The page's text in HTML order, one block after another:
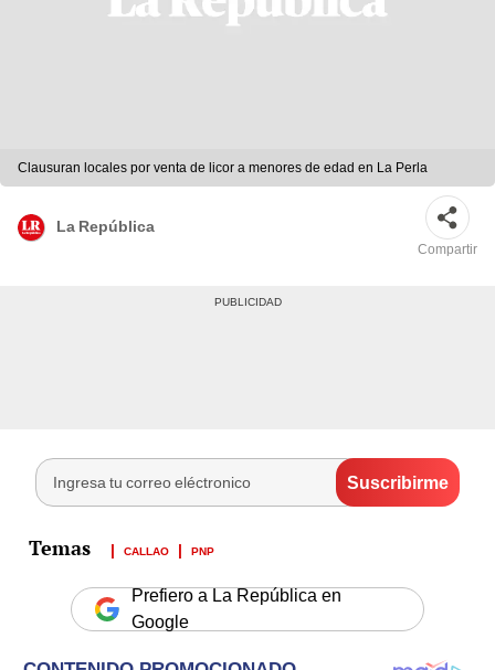
Clausuran locales por venta de licor a menores de edad en La Perla
La República
Compartir
CALLAO PNP
Prefiero a La República en
Google